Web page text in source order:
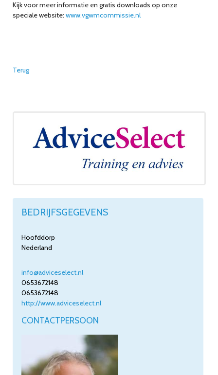
Kijk voor meer informatie en gratis downloads op onze
speciale website:www.vgwmcommissie.nl
Terug
BEDRIJFSGEGEVENS
Hoofddorp
Nederland
info@adviceselect.nl
0653672148
0653672148
http://www.adviceselect.nl
CONTACTPERSOON